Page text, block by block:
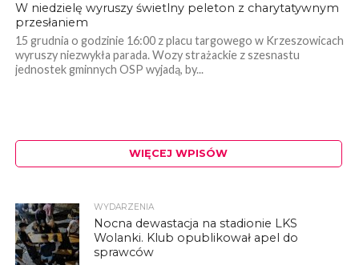
W niedzielę wyruszy świetlny peleton z charytatywnym
przesłaniem
15 grudnia o godzinie 16:00 z placu targowego w Krzeszowicach
wyruszy niezwykła parada. Wozy strażackie z szesnastu
jednostek gminnych OSP wyjadą, by...
WIĘCEJ WPISÓW
WYDARZENIA
Nocna dewastacja na stadionie LKS
Wolanki. Klub opublikował apel do
sprawców